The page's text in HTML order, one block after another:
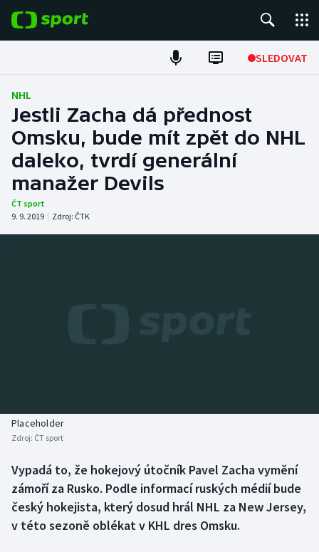
SLEDOVAT
Fotbal
Hokej
Tenis
Atletika
Boby a skeleton
Box
Curling
Dostihy
AZ kvíz
NHL
Jestli Zacha dá přednost
Omsku, bude mít zpět do NHL
daleko, tvrdí generální
manažer Devils
ČT sport
9. 9. 2019 | Zdroj: ČTK
Placeholder
Zdroj: ČT sport
Vypadá to, že hokejový útočník Pavel Zacha vymění
zámoří za Rusko. Podle informací ruských médií bude
český hokejista, který dosud hrál NHL za New Jersey,
v této sezoně oblékat v KHL dres Omsku.